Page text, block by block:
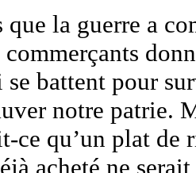
la guerre a
battent pour
notre patrie.
ce qu’un plat
acheté ne